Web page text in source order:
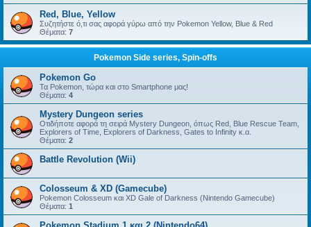
Red, Blue, Yellow
Συζητήστε ό,τι σας αφορά γύρω από την Pokemon Yellow, Blue & Red
Θέματα: 7
Pokemon Side series, Spin-offs
Pokemon Go
Τα Pokemon, τώρα και στο Smartphone μας!
Θέματα: 4
Mystery Dungeon series
Οτιδήποτε αφορά τη σειρά Mystery Dungeon, όπως Red, Blue Rescue Team,
Explorers of Time, Explorers of Darkness, Gates to Infinity κ.α.
Θέματα: 2
Battle Revolution (Wii)
Colosseum & XD (Gamecube)
Pokemon Colosseum και XD Gale of Darkness (Nintendo Gamecube)
Θέματα: 1